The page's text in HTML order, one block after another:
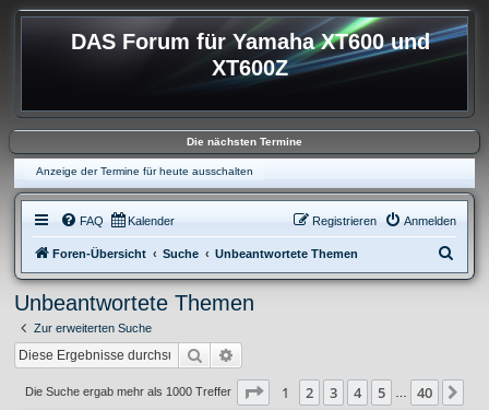
DAS Forum für Yamaha XT600 und
XT600Z
Die nächsten Termine
Anzeige der Termine für heute ausschalten
FAQ Kalender Anmelden
Registrieren
Foren-Übersicht Suche Unbeantwortete Themen
u
Unbeantwortete Themen
Zur erweiterten Suche
Suche
Die Suche ergab mehr als 1000 Treffer Seite 1von 40
1 2 3 4 5 40